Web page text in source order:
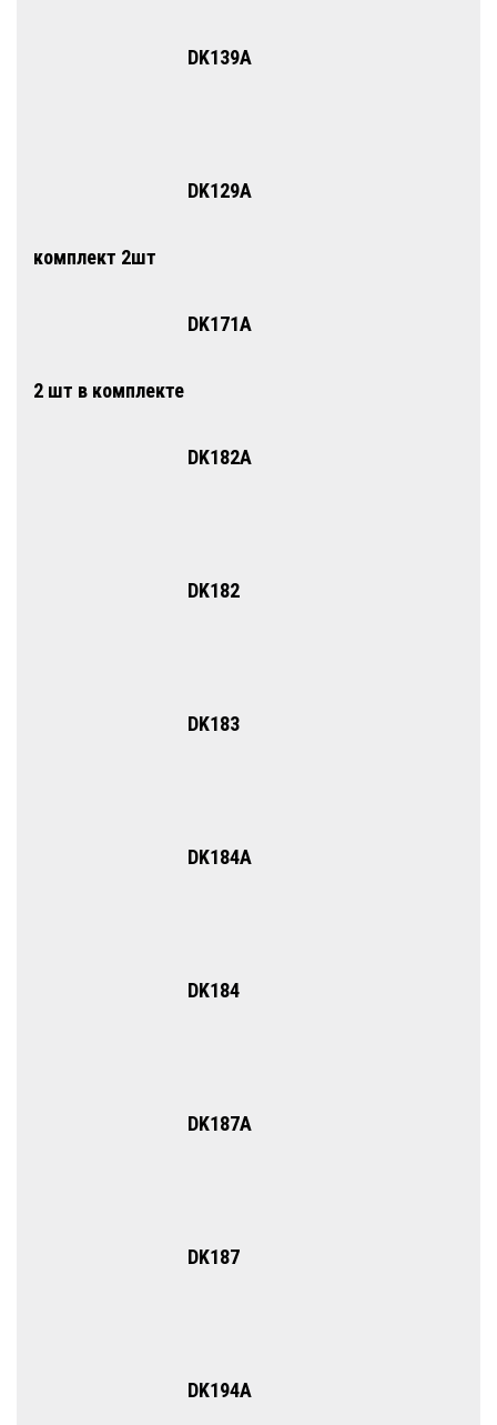
DK139A
DK129A
комплект 2шт
DK171A
2 шт в комплекте
DK182A
DK182
DK183
DK184А
DK184
DK187А
DK187
DK194A